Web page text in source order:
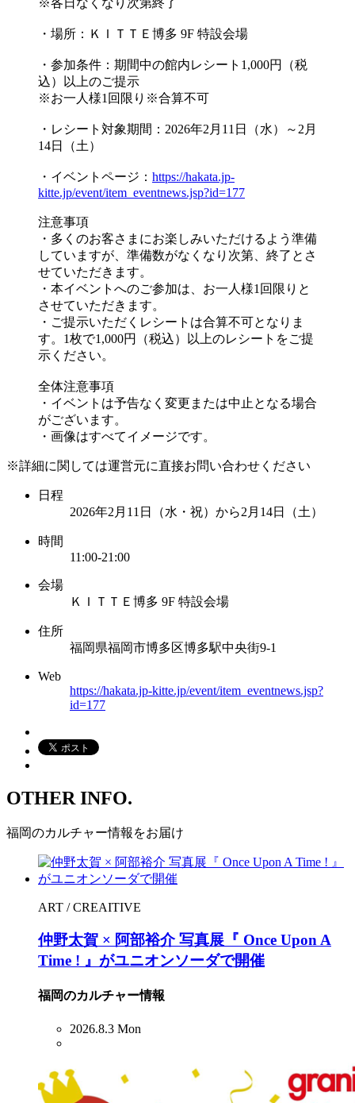
・場所：ＫＩＴＴＥ博多 9F 特設会場
・参加条件：期間中の館内レシート1,000円（税
込）以上のご提示
※お一人様1回限り※合算不可
・レシート対象期間：2026年2月11日（水）～2月
14日（土）
・イベントページ： https://hakata.jp-
kitte.jp/event/item_eventnews.jsp?id=177
注意事項
・多くのお客さまにお楽しみいただけるよう準備
していますが、準備数がなくなり次第、終了とさ
せていただきます。
・本イベントへのご参加は、お一人様1回限りと
させていただきます。
・ご提示いただくレシートは合算不可となりま
す。1枚で1,000円（税込）以上のレシートをご提
示ください。
全体注意事項
・イベントは予告なく変更または中止となる場合
がございます。
・画像はすべてイメージです。
※詳細に関しては運営元に直接お問い合わせください
日程
2026年2月11日（水・祝）から2月14日（土）
時間
11:00-21:00
会場
ＫＩＴＴＥ博多 9F 特設会場
住所
福岡県福岡市博多区博多駅中央街9-1
Web
https://hakata.jp-kitte.jp/event/item_eventnews.jsp?
id=177
OTHER INFO.
福岡のカルチャー情報をお届け
ART / CREAITIVE
仲野太賀 × 阿部裕介 写真展『 Once Upon A
Time ! 』がユニオンソーダで開催
福岡のカルチャー情報
2026.8.3 Mon